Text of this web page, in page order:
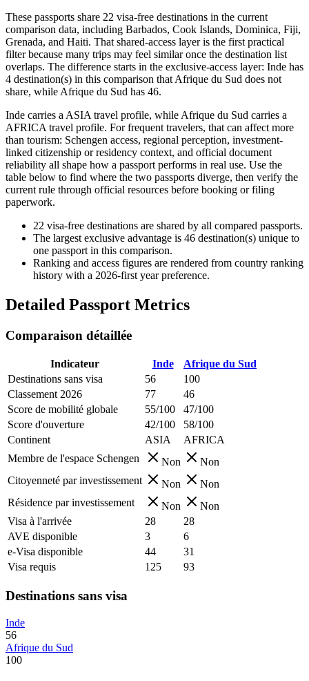
These passports share 22 visa-free destinations in the current
comparison data, including Barbados, Cook Islands, Dominica, Fiji,
Grenada, and Haiti. That shared-access layer is the first practical
filter because many trips may feel similar once the destination list
overlaps. The difference starts in the exclusive-access layer: Inde has
4 destination(s) in this comparison that Afrique du Sud does not
share, while Afrique du Sud has 46.
Inde carries a ASIA travel profile, while Afrique du Sud carries a
AFRICA travel profile. For frequent travelers, that can affect more
than tourism: Schengen access, regional perception, investment-
linked citizenship or residency context, and official document
reliability all shape how a passport performs in real use. Use the
table below to find where the two passports diverge, then verify the
current rule through official resources before booking or filing
paperwork.
22 visa-free destinations are shared by all compared passports.
The largest exclusive advantage is 46 destination(s) unique to
one passport in this comparison.
Ranking and access figures are rendered from country ranking
history with a 2026-first year preference.
Detailed Passport Metrics
Comparaison détaillée
Indicateur Inde
Afrique du Sud
Destinations sans visa
56
100
Classement 2026
77
46
Score de mobilité globale
55/100
47/100
Score d'ouverture
42/100
58/100
Continent
ASIA
AFRICA
Membre de l'espace Schengen
Non
Non
Citoyenneté par investissement
Non
Non
Résidence par investissement
Non
Non
Visa à l'arrivée
28
28
AVE disponible
3
6
e-Visa disponible
44
31
Visa requis
125 93
Destinations sans visa
Inde
56
Afrique du Sud
100